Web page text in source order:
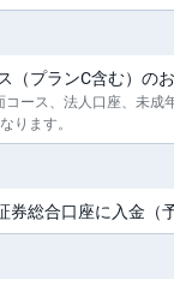
（プランC含む）の
コース、法人口座、未成
ります。
総合口座に入金（予